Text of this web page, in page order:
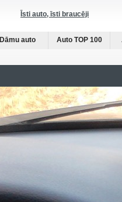
Īsti auto, īsti braucēji
Dāmu auto Auto TOP 100